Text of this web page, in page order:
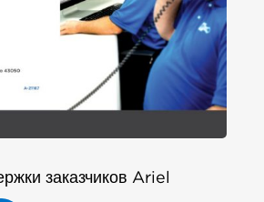
заказчиков Ariel